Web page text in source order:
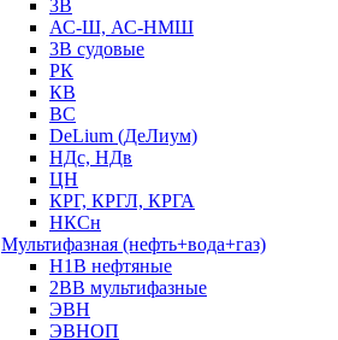
3В
АС-Ш, АС-НМШ
3В судовые
РК
КВ
ВС
DeLium (ДеЛиум)
НДс, НДв
ЦН
КРГ, КРГЛ, КРГА
НКСн
Мультифазная (нефть+вода+газ)
Н1В нефтяные
2ВВ мультифазные
ЭВН
ЭВНОП